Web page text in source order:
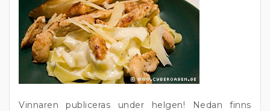
Vinnaren publiceras under helgen! Nedan finns